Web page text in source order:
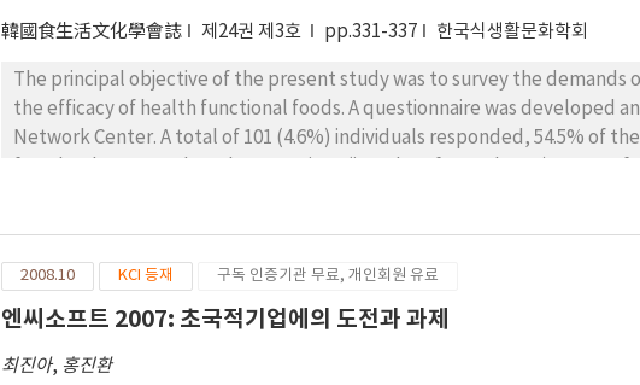
韓國食生活文化學會誌 제24권 제3호 pp.331-337 한국식생활문화학회
The principal objective of the present study was to survey the demands
the efficacy of health functional foods. A questionnaire was developed
Network Center. A total of 101 (4.6%) individuals responded, 54.5% of
researcher (27.7%)〉student (13.9%)〉professor (5.0%)〉pharmacist
respondents reported experience in businesses relevant to KFDA
functional foods. The results showed that 63.4% of the respondents
functional food' (n=49)〉'standards and specification for health
2008.10 KCI 등재 구독 인증기관 무료, 개인회원 유료
엔씨소프트 2007: 초국적기업에의 도전과 과제
최진아, 홍진환